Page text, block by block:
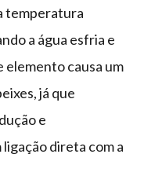
temperatura
a água esfria e
elemento causa um
já que
e
direta com a